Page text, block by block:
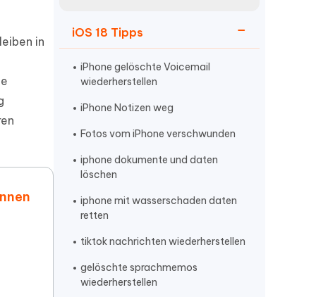
Weitere Nützliche Tipps
Starten
iOS 18 Tipps
iPhone gelöschte Voicemail
wiederherstellen
iPhone Notizen weg
Fotos vom iPhone verschwunden
iphone dokumente und daten
löschen
iphone mit wasserschaden daten
retten
tiktok nachrichten wiederherstellen
gelöschte sprachmemos
wiederherstellen
in